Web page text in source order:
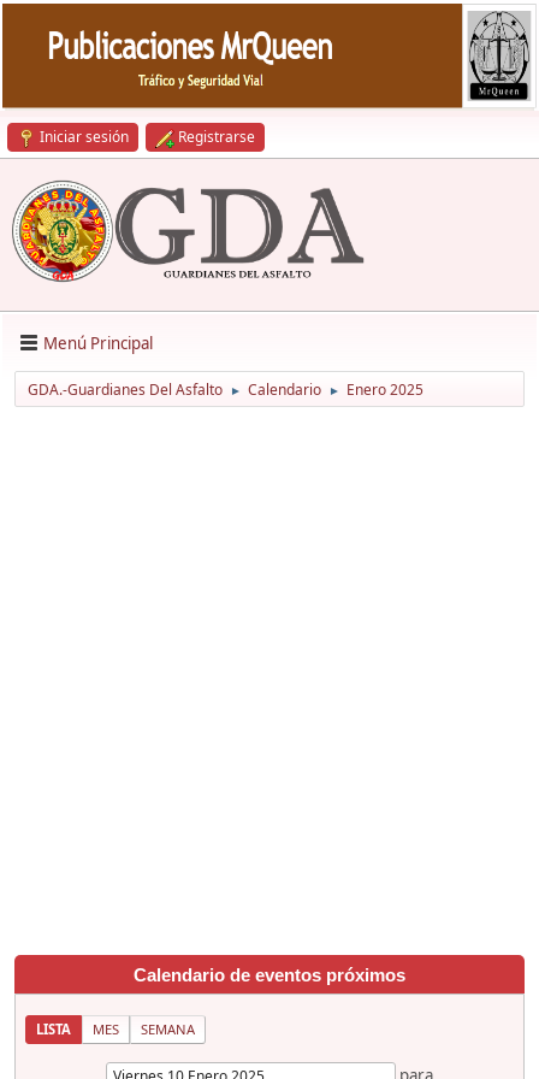
Iniciar sesión Registrarse
Menú Principal
GDA.-Guardianes Del Asfalto ► Calendario ► Enero 2025
Calendario de eventos próximos
LISTA MES SEMANA